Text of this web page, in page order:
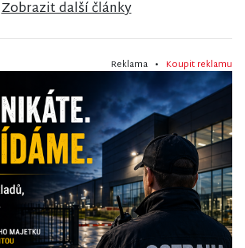
Zobrazit další články
Reklama • Koupit reklamu